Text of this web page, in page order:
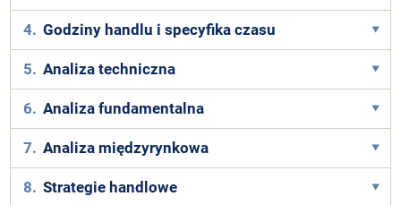
4. Godziny handlu i specyfika czasu
5. Analiza techniczna
6. Analiza fundamentalna
7. Analiza międzyrynkowa
8. Strategie handlowe